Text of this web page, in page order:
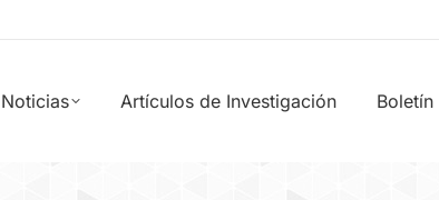
Noticias Artículos de Investigación Boletín